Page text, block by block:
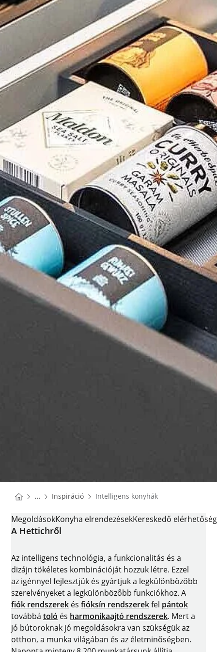
You are here:
Homepage
... InspirációHomepage
Intelligens konyhák
INTELLIGENS KONYHÁK
MegoldásokKonyha elrendezésekKereskedő
A Hettichről
Az intelligens technológia, a funkcionalitás és a
dizájn tökéletes kombinációját hozzuk létre. Ezzel
az igénnyel fejlesztjük és gyártjuk a legkülönbözőbb
szerelvényeket a legkülönbözőbb funkciókhoz. A
fiók rendszerek és fióksín rendszerekfel pántok
továbbá toló és harmonikaajtó rendszerek. Mert a
jó bútoroknak jó megoldásokra van szükségük az
otthon, a munka világában és az életminőségben.